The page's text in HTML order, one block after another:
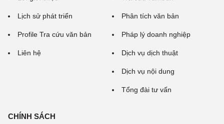
Lịch sử phát triển
Profile Tra cứu văn bản
Liên hệ
Phân tích văn bản
Pháp lý doanh nghiệp
Dịch vụ dịch thuật
Dịch vụ nội dung
Tổng đài tư vấn
CHÍNH SÁCH